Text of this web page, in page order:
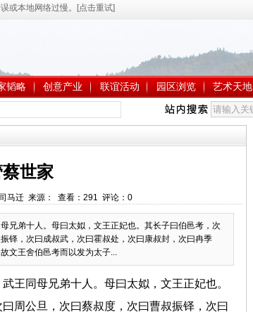
韬略 创意产业 联谊活动 园区浏览 艺术天地
世家
马迁 来源： 查看： 291 评论： 0
兄弟十人。母曰太姒，文王正妃也。其长子曰伯邑考，次
铎，次曰成叔武，次曰霍叔处，次曰康叔封，次曰冉季
文王舍伯邑考而以发为太子...
王同母兄弟十人。母曰太姒，文王正妃也。
周公旦，次曰蔡叔度，次曰曹叔振铎，次曰